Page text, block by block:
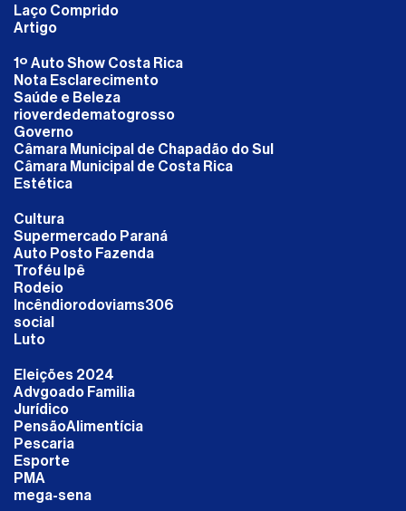
Laço Comprido
Artigo
1º Auto Show Costa Rica
Nota Esclarecimento
Saúde e Beleza
rioverdedematogrosso
Governo
Câmara Municipal de Chapadão do Sul
Câmara Municipal de Costa Rica
Estética
Cultura
Supermercado Paraná
Auto Posto Fazenda
Troféu Ipê
Rodeio
Incêndiorodoviams306
social
Luto
Eleições 2024
Advgoado Familia
Jurídico
PensãoAlimentícia
Pescaria
Esporte
PMA
mega-sena